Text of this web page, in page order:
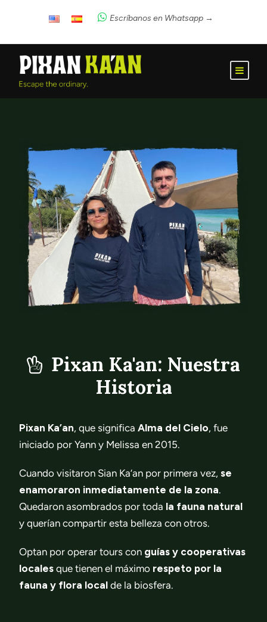
Escríbanos en Whatsapp →
Pixan Ka'an: Nuestra
Historia
Pixan Ka’an, que significa Alma del Cielo, fue
iniciado por Yann y Melissa en 2015.
Cuando visitaron Sian Ka’an por primera vez, se
enamoraron inmediatamente de la zona.
Quedaron asombrados por toda la fauna natural
y querían compartir esta belleza con otros.
Optan por operar tours con guías y cooperativas
locales que tienen el máximo respeto por la
fauna y flora local de la biosfera.